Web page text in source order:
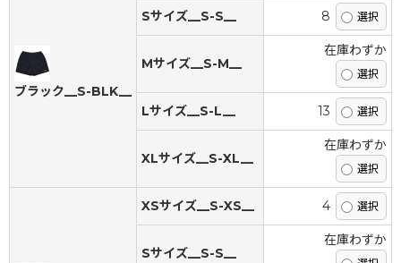
ブラック__S-BLK__
Sサイズ__S-S__ 8
Mサイズ__S-M__
在庫わずか
Lサイズ__S-L__ 13
XLサイズ__S-XL__
在庫わずか
XSサイズ__S-XS__ 4
Sサイズ__S-S__
在庫わずか